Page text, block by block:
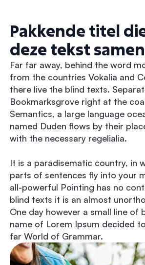
Pakkende titel
deze tekst
Far far away, behind the word
from the countries Vokalia and
there live the blind texts.
Bookmarksgrove right at the
Semantics, a large language
named Duden flows by their
with the necessary regelialia.
It is a paradisematic country, in
parts of sentences fly into your
all-powerful Pointing has no
blind texts it is an almost
One day however a small line of
name of Lorem Ipsum decided
far World of Grammar.